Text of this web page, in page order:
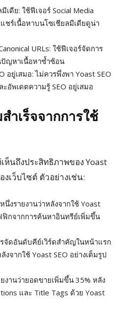
ดีย: ใช้ฟีเจอร์ Social Media
ชร์เนื้อหาบนโซเชียลมีเดียดูน่า
URLs: ใช้ฟีเจอร์จัดการ
ปัญหาเนื้อหาซ้ำซ้อน
อยู่เสมอ: ไม่ควรพึ่งพา Yoast SEO
อัพเดตความรู้ SEO อยู่เสมอ
ำเร็จจากการใช้
นถึงประสิทธิภาพของ Yoast
งเว็บไซต์ ตัวอย่างเช่น:
งรายงานว่าหลังจากใช้ Yoast
ฟิกจากการค้นหาอินทรีย์เพิ่มขึ้น
จัดอันดับคีย์เวิร์ดสำคัญในหน้าแรก
จากใช้ Yoast SEO อย่างเต็มรูป
งานว่ายอดขายเพิ่มขึ้น 35% หลัง
และ Title Tags ด้วย Yoast